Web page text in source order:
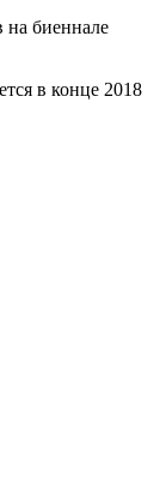
на биеннале
в конце 2018